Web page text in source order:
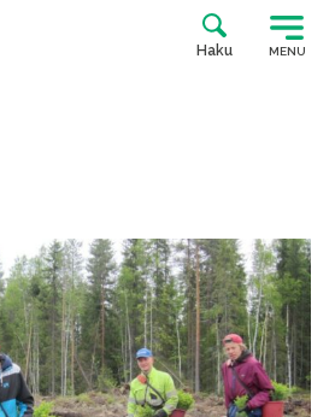
Haku MENU